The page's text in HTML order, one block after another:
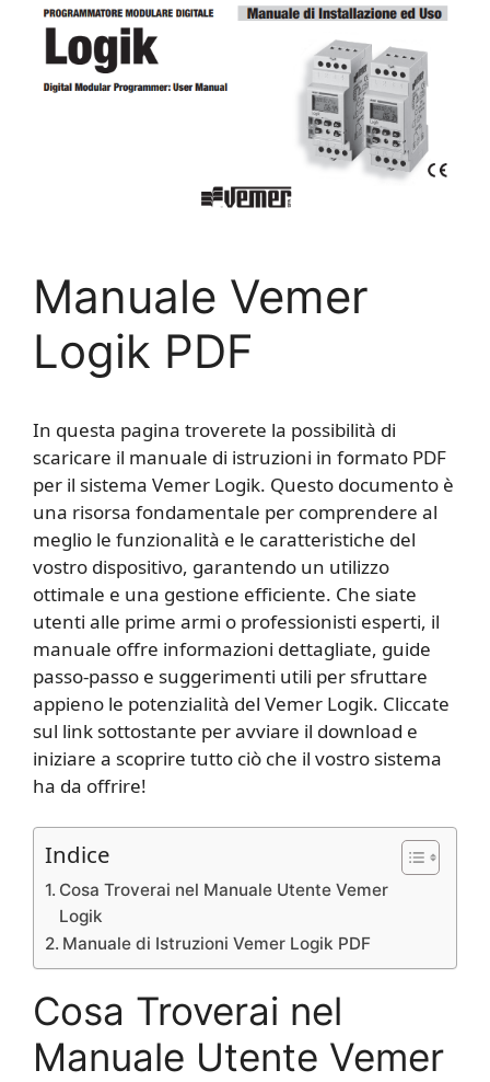
Manuale Vemer
Logik PDF
In questa pagina troverete la possibilità di
scaricare il manuale di istruzioni in formato PDF
per il sistema Vemer Logik. Questo documento è
una risorsa fondamentale per comprendere al
meglio le funzionalità e le caratteristiche del
vostro dispositivo, garantendo un utilizzo
ottimale e una gestione efficiente. Che siate
utenti alle prime armi o professionisti esperti, il
manuale offre informazioni dettagliate, guide
passo-passo e suggerimenti utili per sfruttare
appieno le potenzialità del Vemer Logik. Cliccate
sul link sottostante per avviare il download e
iniziare a scoprire tutto ciò che il vostro sistema
ha da offrire!
Indice
Cosa Troverai nel Manuale Utente Vemer
Logik
Manuale di Istruzioni Vemer Logik PDF
Cosa Troverai nel
Manuale Utente Vemer